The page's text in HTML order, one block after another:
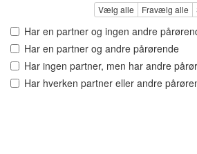
Vælg alle Fravælg alle
Har en partner og ingen andre
Har en partner og andre pårørende
Har ingen partner, men har andre
Har hverken partner eller andre